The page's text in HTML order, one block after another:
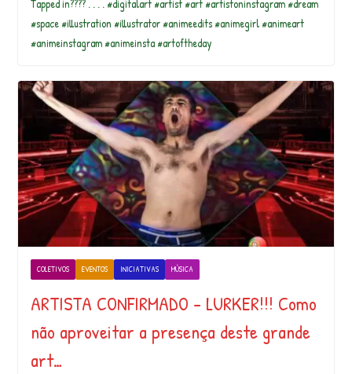
Tapped in???? . . . . #digitalart #artist #art #artistoninstagram #dream
#space #illustration #illustrator #animeedits #animegirl #animeart
#animeinstagram #animeinsta #artoftheday
COLETIVOS EVENTOS INICIATIVAS MÚSICA
ARTISTA CONFIRMADO – LURKER!!! Como
não aproveitar a presença deste grande
art…